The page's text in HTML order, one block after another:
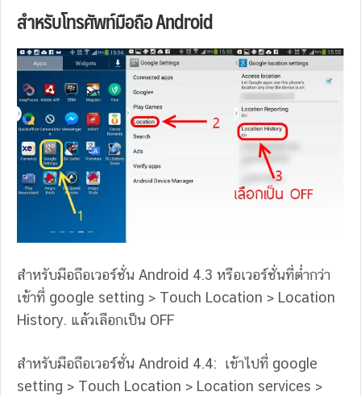
สำหรับโทรศัพท์มือถือ Android
สำหรับมือถือเวอร์ชั่น Android 4.3 หรือเวอร์ชั่นที่ต่ำกว่า
เข้าที่ google setting > Touch Location > Location
History. แล้วเลือกเป็น OFF
สำหรับมือถือเวอร์ชั่น Android 4.4: เข้าไปที่ google
setting > Touch Location > Location services >